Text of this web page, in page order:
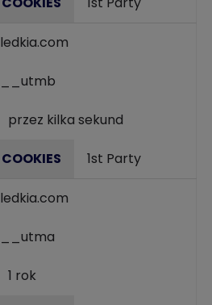
ledkia.com
__utmb
przez kilka sekund
1st Party
ledkia.com
__utma
1 rok